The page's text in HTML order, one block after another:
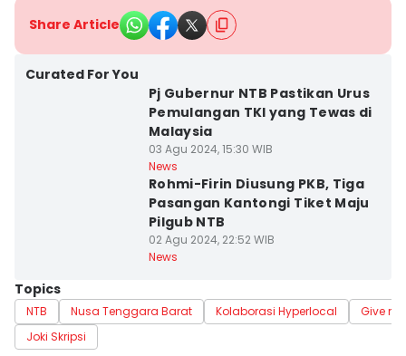
Share Article
Curated For You
Pj Gubernur NTB Pastikan Urus
Pemulangan TKI yang Tewas di
Malaysia
03 Agu 2024, 15:30 WIB
News
Rohmi-Firin Diusung PKB, Tiga
Pasangan Kantongi Tiket Maju
Pilgub NTB
02 Agu 2024, 22:52 WIB
News
Topics
NTB Nusa Tenggara Barat Kolaborasi Hyperlocal
Give
Joki Skripsi